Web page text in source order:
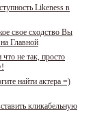
Likeness в
свое сходство Вы
Главной
что не так, просто
найти актера =)
кликабельную